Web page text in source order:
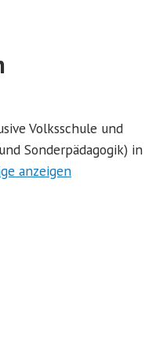
Volksschule und
Sonderpädagogik) in
anzeigen